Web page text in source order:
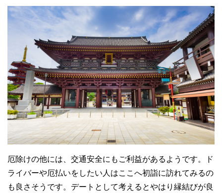
厄除けの他には、交通安全にもご利益があるようです。ド
ライバーや厄払いをしたい人はここへ初詣に訪れてみるの
も良さそうです。デートとして考えるとやはり縁結びが良